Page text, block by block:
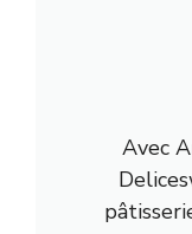
Avec